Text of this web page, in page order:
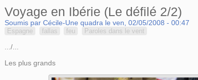
Voyage en Ibérie (Le défilé 2/2)
Soumis par Cécile-Une quadra le ven, 02/05/2008 - 00:47
Espagne fallas feu Paroles dans le vent
.../...
Les plus grands